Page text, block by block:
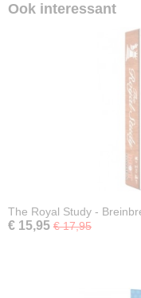
Ook interessant
The Royal Study -
€ 15,95 € 17,95